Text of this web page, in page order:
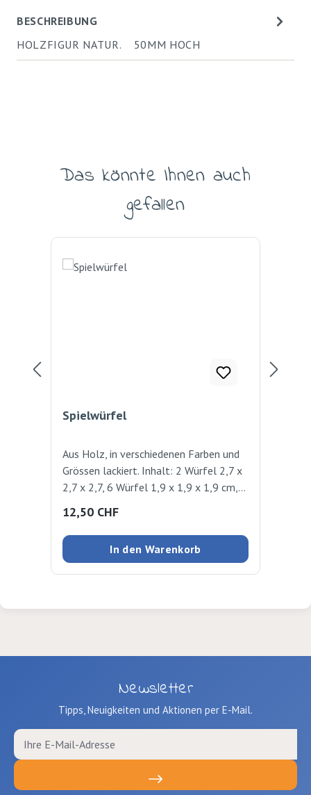
BESCHREIBUNG
HOLZFIGUR NATUR. 50MM HOCH
Produktgalerie überspringen
Das könnte Ihnen auch
gefallen
Spielwürfel
Aus Holz, in verschiedenen Farben und
Grössen lackiert. Inhalt: 2 Würfel 2,7 x
2,7 x 2,7, 6 Würfel 1,9 x 1,9 x 1,9 cm,
Stück
Regulärer Preis:
12,50 CHF
In den Warenkorb
Newsletter
Tipps, Neuigkeiten und Aktionen per E-Mail.